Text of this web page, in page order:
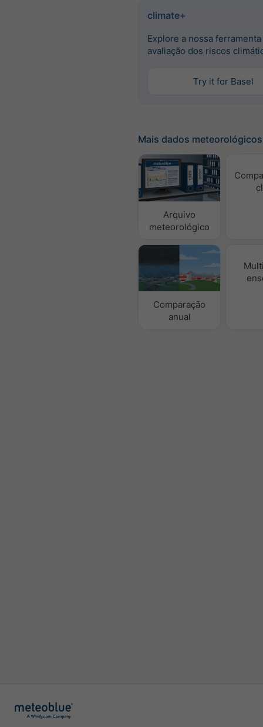
climate+
Explore a nossa
avaliação dos riscos
Try it for Basel
Mais dados meteorológicos
Arquivo
meteorológico
Comparação
anual